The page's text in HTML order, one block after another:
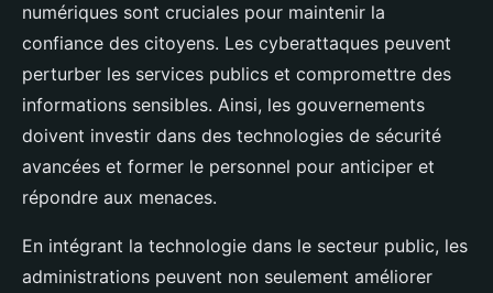
numériques sont cruciales pour maintenir la
confiance des citoyens. Les cyberattaques peuvent
perturber les services publics et compromettre des
informations sensibles. Ainsi, les gouvernements
doivent investir dans des technologies de sécurité
avancées et former le personnel pour anticiper et
répondre aux menaces.
En intégrant la technologie dans le secteur public, les
administrations peuvent non seulement améliorer